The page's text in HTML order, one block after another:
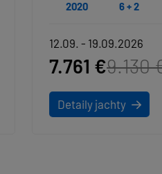
6 + 2
12 + 2
12.09. - 19.09.2026
7.761 €9.130 €
Detaily jachty